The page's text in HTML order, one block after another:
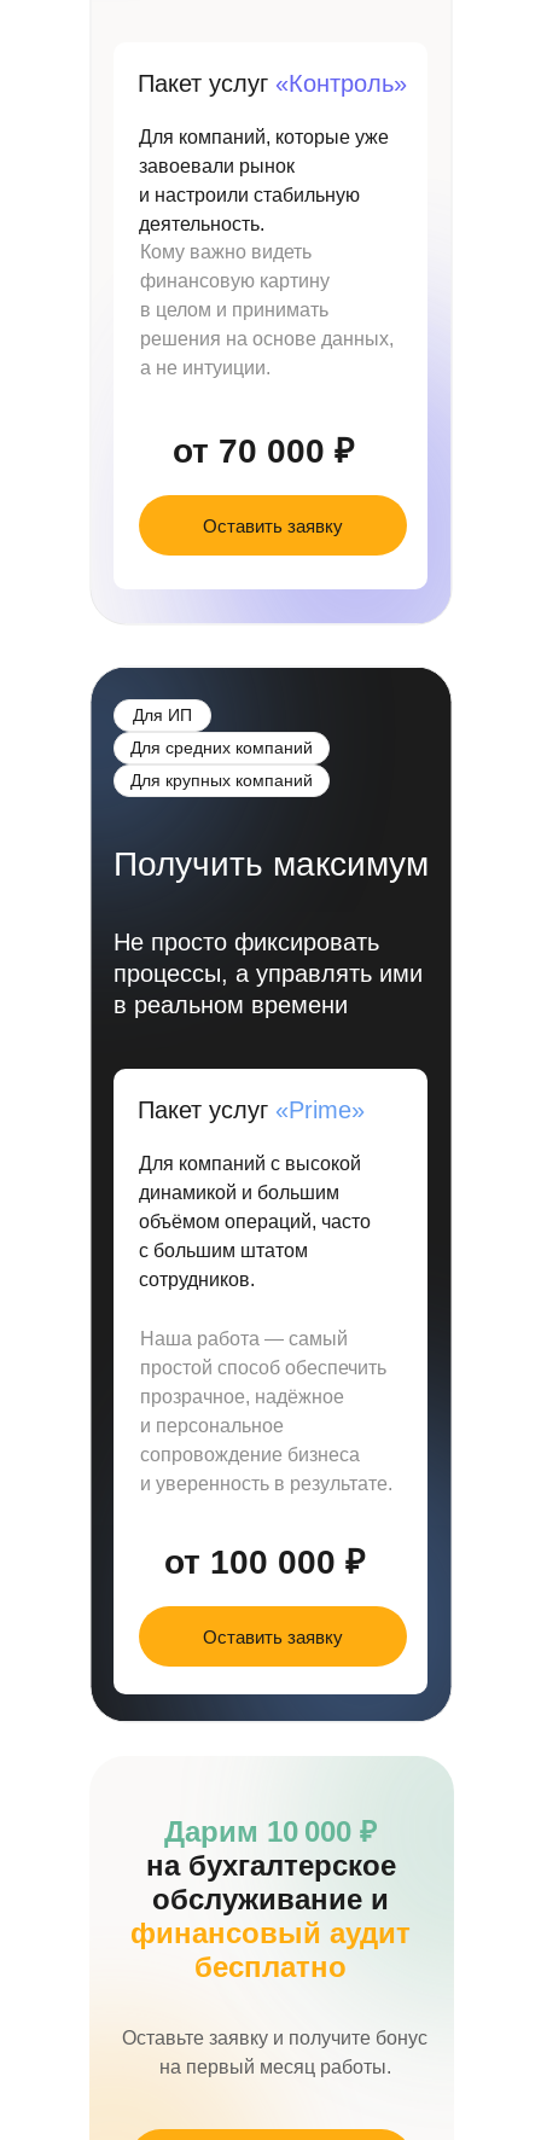
от 70 000 ₽
Пакет услуг «Контроль»
Кому важно видеть
финансовую картину
в целом и принимать
решения на основе данных,
а не интуиции.
Для компаний, которые уже
завоевали рынок
и настроили стабильную
деятельность.
Оставить заявку
Для ИП
Для средних компаний
Для крупных компаний
Не просто фиксировать
процессы, а управлять ими
в реальном времени
Получить максимум
Пакет услуг «Prime»
от 100 000 ₽
Наша работа — самый
простой способ обеспечить
прозрачное, надёжное
и персональное
сопровождение бизнеса
и уверенность в результате.
Для компаний с высокой
динамикой и большим
объёмом операций, часто
с большим штатом
сотрудников.
Оставить заявку
Дарим 10 000 ₽
на бухгалтерское
обслуживание и
финансовый аудит
бесплатно
Оставьте заявку и получите бонус
на первый месяц работы.